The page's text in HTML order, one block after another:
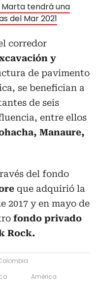
Marta tendrá una
del Mar 2021
corredor
y
de pavimento
se benefician a
de seis
entre ellos
Manaure,
del fondo
que adquirió la
2017 y en mayo de
fondo privado
Rock.
América